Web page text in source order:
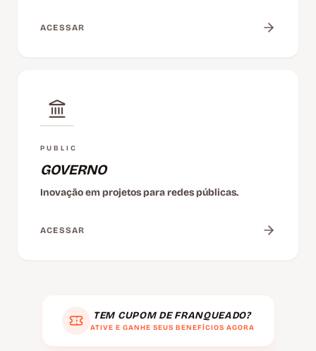
ACESSAR
PUBLIC
GOVERNO
Inovação em projetos para redes públicas.
ACESSAR
TEM CUPOM DE FRANQUEADO?
ATIVE E GANHE SEUS BENEFÍCIOS AGORA